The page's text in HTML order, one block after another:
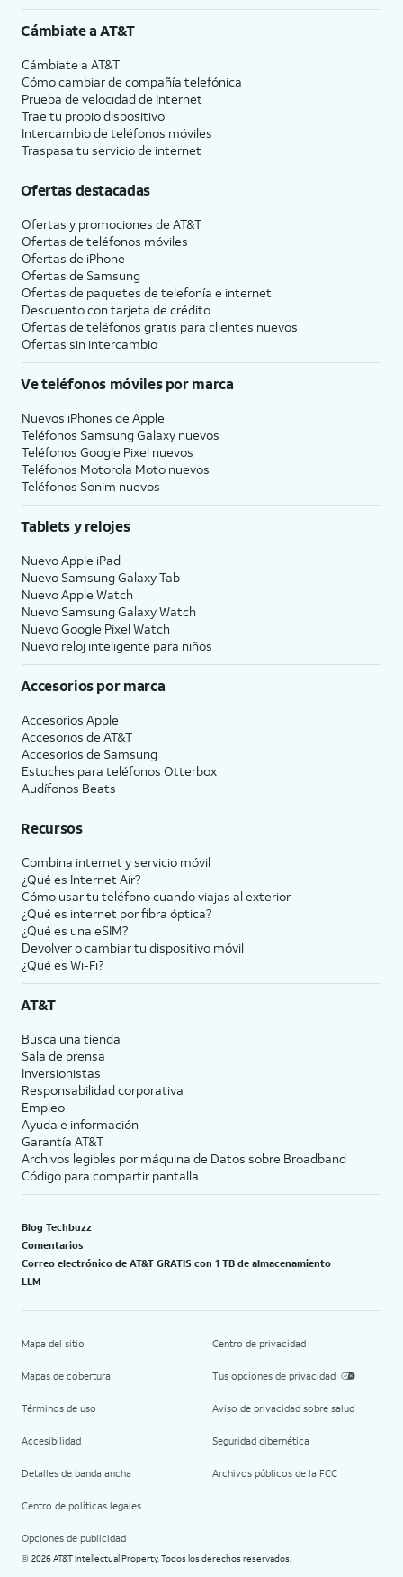
Cámbiate aAT&T
Cámbiate a AT&T
Cómo cambiar de compañía telefónica
Prueba de velocidad de Internet
Trae tu propio dispositivo
Intercambio de teléfonos móviles
Traspasa tu servicio de internet
Ofertas destacadas
Ofertas y promociones de AT&T
Ofertas de teléfonos móviles
Ofertas de iPhone
Ofertas de Samsung
Ofertas de paquetes de telefonía e internet
Descuento con tarjeta de crédito
Ofertas de teléfonos gratis para clientes nuevos
Ofertas sin intercambio
Ve teléfonos móviles por marca
Nuevos iPhones de Apple
Teléfonos Samsung Galaxy nuevos
Teléfonos Google Pixel nuevos
Teléfonos Motorola Moto nuevos
Teléfonos Sonim nuevos
Tablets y relojes
Nuevo Apple iPad
Nuevo Samsung Galaxy Tab
Nuevo Apple Watch
Nuevo Samsung Galaxy Watch
Nuevo Google Pixel Watch
Nuevo reloj inteligente para niños
Accesorios por marca
Accesorios Apple
Accesorios de AT&T
Accesorios de Samsung
Estuches para teléfonos Otterbox
Audífonos Beats
Recursos
Combina internet y servicio móvil
¿Qué es Internet Air?
Cómo usar tu teléfono cuando viajas al exterior
¿Qué es internet por fibra óptica?
¿Qué es una eSIM?
Devolver o cambiar tu dispositivo móvil
¿Qué es Wi-Fi?
AT&T
Busca una tienda
Sala de prensa
Inversionistas
Responsabilidad corporativa
Empleo
Ayuda e información
Garantía AT&T
Archivos legibles por máquina de Datos sobre Broadband
Código para compartir pantalla
Blog Techbuzz
Comentarios
Correo electrónico de AT&T GRATIS con 1 TB de almacenamiento
LLM
Mapa del sitio
Mapas de cobertura
Términos de uso
Accesibilidad
Detalles de banda ancha
Centro de políticas legales
Opciones de publicidad
Centro de privacidad
Tus opciones de privacidad
Aviso de privacidad sobre salud
Seguridad cibernética
Archivos públicos de la FCC
© 2026 AT&T Intellectual Property. Todos los derechos reservados.